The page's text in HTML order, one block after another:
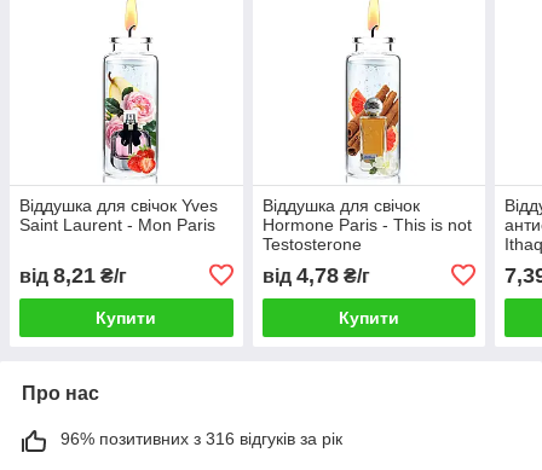
Віддушка для свічок Yves
Saint Laurent - Mon Paris
від 8,21 ₴/г
Купити
Віддушка для свічок
Hormone Paris - This is not
Testosterone
від 4,78₴/г
Купити
Про нас
96% позитивних з 316 відгуків за рік